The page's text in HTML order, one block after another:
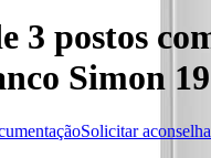
3 postos
Simon 19
Solicitar